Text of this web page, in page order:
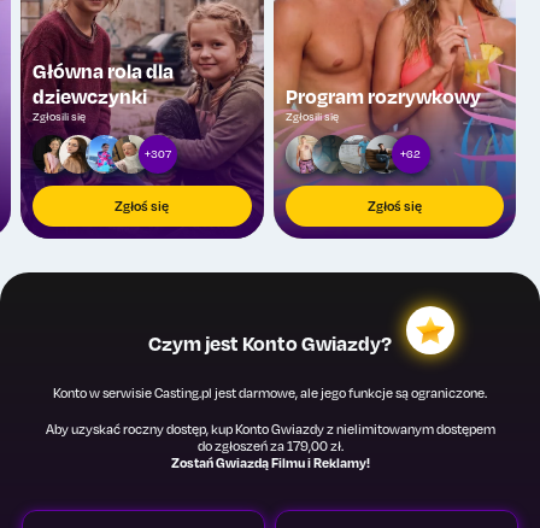
Główna rola dla
dziewczynki
Zgłosili się
+307
Zgłoś się
Program rozrywkowy
Zgłosili się
+62
Zgłoś się
Czym jest Konto Gwiazdy?
Konto w serwisie Casting.pl jest darmowe, ale jego funkcje są ograniczone.
Aby uzyskać roczny dostęp, kup Konto Gwiazdy z nielimitowanym dostępem
do zgłoszeń za 179,00 zł.
Zostań Gwiazdą Filmu i Reklamy!